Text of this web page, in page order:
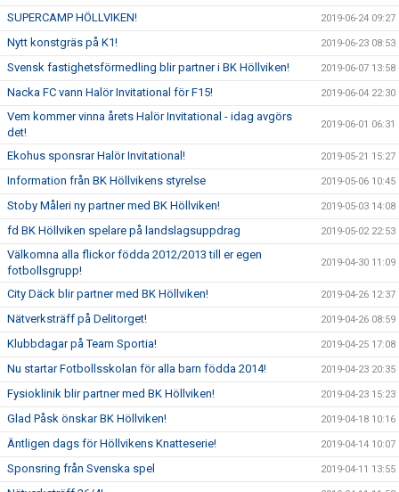
SUPERCAMP HÖLLVIKEN! 2019-06-24 09:27
Nytt konstgräs på K1! 2019-06-23 08:53
Svensk fastighetsförmedling blir partner i BK Höllviken! 2019-06-07 13:58
Nacka FC vann Halör Invitational för F15! 2019-06-04 22:30
Vem kommer vinna årets Halör Invitational - idag avgörs
det!
2019-06-01 06:31
Ekohus sponsrar Halör Invitational! 2019-05-21 15:27
Information från BK Höllvikens styrelse 2019-05-06 10:45
Stoby Måleri ny partner med BK Höllviken! 2019-05-03 14:08
fd BK Höllviken spelare på landslagsuppdrag 2019-05-02 22:53
Välkomna alla flickor födda 2012/2013 till er egen
fotbollsgrupp!
2019-04-30 11:09
City Däck blir partner med BK Höllviken! 2019-04-26 12:37
Nätverksträff på Delitorget! 2019-04-26 08:59
Klubbdagar på Team Sportia! 2019-04-25 17:08
Nu startar Fotbollsskolan för alla barn födda 2014! 2019-04-23 20:35
Fysioklinik blir partner med BK Höllviken! 2019-04-23 15:23
Glad Påsk önskar BK Höllviken! 2019-04-18 10:16
Äntligen dags för Höllvikens Knatteserie! 2019-04-14 10:07
Sponsring från Svenska spel 2019-04-11 13:55